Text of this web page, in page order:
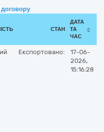
СТАН
ДАТА
ТА
ЧАС
Експортовано:
17-06-
2026,
15:16:28